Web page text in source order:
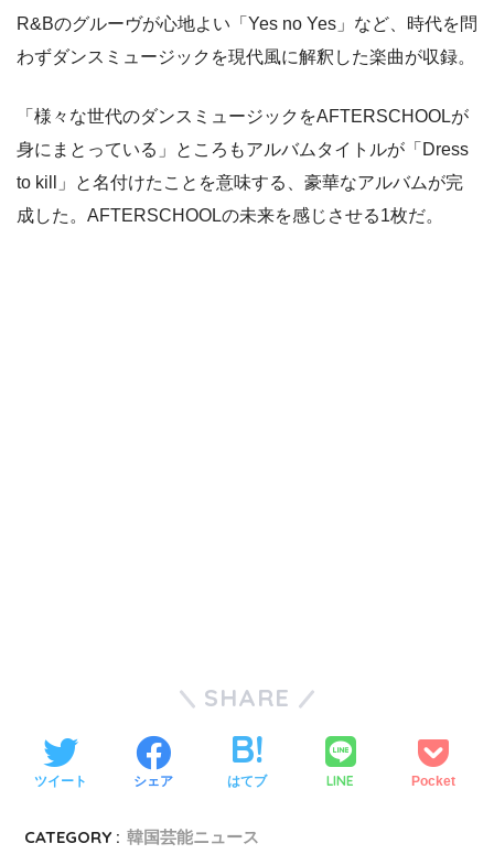
R&Bのグルーヴが心地よい「Yes no Yes」など、時代を問
わずダンスミュージックを現代風に解釈した楽曲が収録。
「様々な世代のダンスミュージックをAFTERSCHOOLが
身にまとっている」ところもアルバムタイトルが「Dress
to kill」と名付けたことを意味する、豪華なアルバムが完
成した。AFTERSCHOOLの未来を感じさせる1枚だ。
SHARE
ツイート シェア はてブ LINE Pocket
CATEGORY : 韓国芸能ニュース